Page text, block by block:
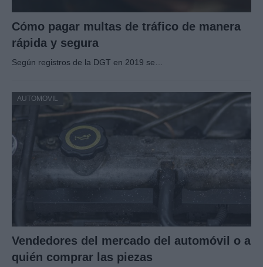
Cómo pagar multas de tráfico de manera
rápida y segura
Según registros de la DGT en 2019 se…
AUTOMOVIL
Vendedores del mercado del automóvil o a
quién comprar las piezas